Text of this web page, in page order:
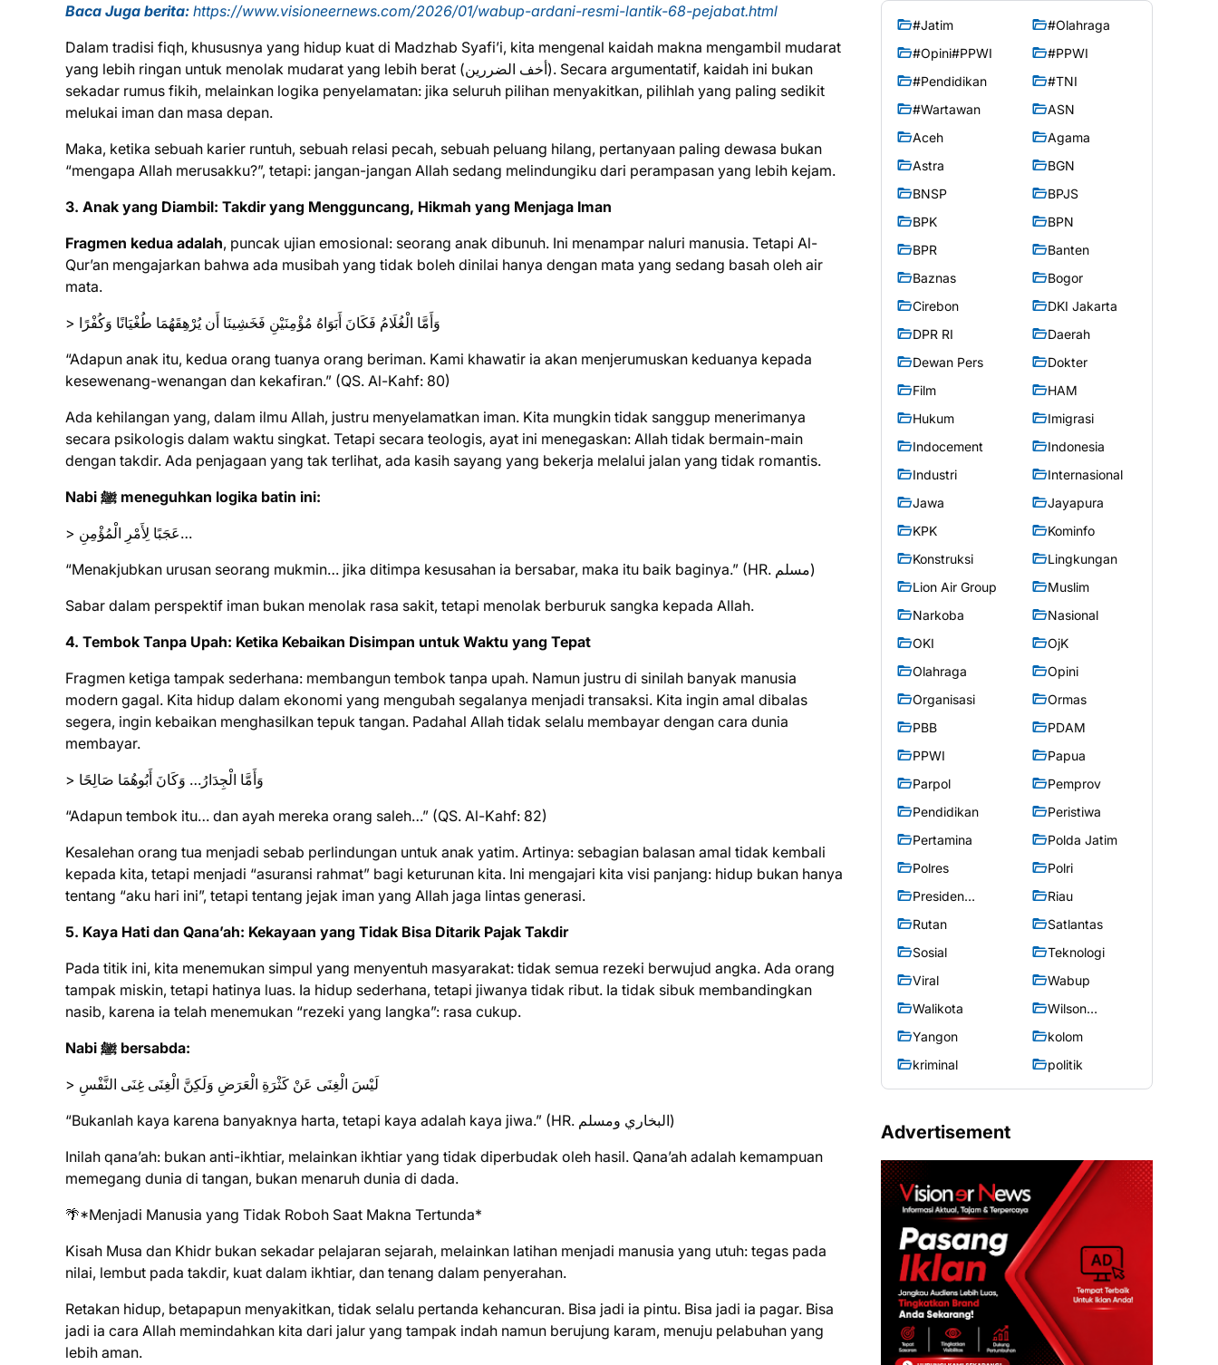
Baca Juga berita: https://www.visioneernews.com/2026/01/wabup-ardani-resmi-lantik-68-pejabat.html
Dalam tradisi fiqh, khususnya yang hidup kuat di Madzhab Syafi’i, kita mengenal kaidah makna mengambil mudarat
yang lebih ringan untuk menolak mudarat yang lebih berat (أخف الضررين). Secara argumentatif, kaidah ini bukan
sekadar rumus fikih, melainkan logika penyelamatan: jika seluruh pilihan menyakitkan, pilihlah yang paling sedikit
melukai iman dan masa depan.
Maka, ketika sebuah karier runtuh, sebuah relasi pecah, sebuah peluang hilang, pertanyaan paling dewasa bukan
“mengapa Allah merusakku?”, tetapi: jangan-jangan Allah sedang melindungiku dari perampasan yang lebih kejam.
3. Anak yang Diambil: Takdir yang Mengguncang, Hikmah yang Menjaga Iman
Fragmen kedua adalah, puncak ujian emosional: seorang anak dibunuh. Ini menampar naluri manusia. Tetapi Al-
Qur’an mengajarkan bahwa ada musibah yang tidak boleh dinilai hanya dengan mata yang sedang basah oleh air
mata.
> وَأَمَّا الْغُلَامُ فَكَانَ أَبَوَاهُ مُؤْمِنَيْنِ فَخَشِينَا أَن يُرْهِقَهُمَا طُغْيَانًا وَكُفْرًا
“Adapun anak itu, kedua orang tuanya orang beriman. Kami khawatir ia akan menjerumuskan keduanya kepada
kesewenang-wenangan dan kekafiran.” (QS. Al-Kahf: 80)
Ada kehilangan yang, dalam ilmu Allah, justru menyelamatkan iman. Kita mungkin tidak sanggup menerimanya
secara psikologis dalam waktu singkat. Tetapi secara teologis, ayat ini menegaskan: Allah tidak bermain-main
dengan takdir. Ada penjagaan yang tak terlihat, ada kasih sayang yang bekerja melalui jalan yang tidak romantis.
Nabi ﷺ meneguhkan logika batin ini:
> عَجَبًا لِأَمْرِ الْمُؤْمِنِ…
“Menakjubkan urusan seorang mukmin… jika ditimpa kesusahan ia bersabar, maka itu baik baginya.” (HR. مسلم)
Sabar dalam perspektif iman bukan menolak rasa sakit, tetapi menolak berburuk sangka kepada Allah.
4. Tembok Tanpa Upah: Ketika Kebaikan Disimpan untuk Waktu yang Tepat
Fragmen ketiga tampak sederhana: membangun tembok tanpa upah. Namun justru di sinilah banyak manusia
modern gagal. Kita hidup dalam ekonomi yang mengubah segalanya menjadi transaksi. Kita ingin amal dibalas
segera, ingin kebaikan menghasilkan tepuk tangan. Padahal Allah tidak selalu membayar dengan cara dunia
membayar.
> وَأَمَّا الْجِدَارُ… وَكَانَ أَبُوهُمَا صَالِحًا
“Adapun tembok itu… dan ayah mereka orang saleh…” (QS. Al-Kahf: 82)
Kesalehan orang tua menjadi sebab perlindungan untuk anak yatim. Artinya: sebagian balasan amal tidak kembali
kepada kita, tetapi menjadi “asuransi rahmat” bagi keturunan kita. Ini mengajari kita visi panjang: hidup bukan hanya
tentang “aku hari ini”, tetapi tentang jejak iman yang Allah jaga lintas generasi.
5. Kaya Hati dan Qana’ah: Kekayaan yang Tidak Bisa Ditarik Pajak Takdir
Pada titik ini, kita menemukan simpul yang menyentuh masyarakat: tidak semua rezeki berwujud angka. Ada orang
tampak miskin, tetapi hatinya luas. Ia hidup sederhana, tetapi jiwanya tidak ribut. Ia tidak sibuk membandingkan
nasib, karena ia telah menemukan “rezeki yang langka”: rasa cukup.
Nabi ﷺ bersabda:
> لَيْسَ الْغِنَى عَنْ كَثْرَةِ الْعَرَضِ وَلَكِنَّ الْغِنَى غِنَى النَّفْسِ
“Bukanlah kaya karena banyaknya harta, tetapi kaya adalah kaya jiwa.” (HR. البخاري ومسلم)
Inilah qana’ah: bukan anti-ikhtiar, melainkan ikhtiar yang tidak diperbudak oleh hasil. Qana’ah adalah kemampuan
memegang dunia di tangan, bukan menaruh dunia di dada.
🌴*Menjadi Manusia yang Tidak Roboh Saat Makna Tertunda*
Kisah Musa dan Khidr bukan sekadar pelajaran sejarah, melainkan latihan menjadi manusia yang utuh: tegas pada
nilai, lembut pada takdir, kuat dalam ikhtiar, dan tenang dalam penyerahan.
Retakan hidup, betapapun menyakitkan, tidak selalu pertanda kehancuran. Bisa jadi ia pintu. Bisa jadi ia pagar. Bisa
jadi ia cara Allah memindahkan kita dari jalur yang tampak indah namun berujung karam, menuju pelabuhan yang
lebih aman.
#Jatim
#Olahraga
#Opini#PPWI
#PPWI
#Pendidikan
#TNI
#Wartawan
ASN
Aceh
Agama
Astra
BGN
BNSP
BPJS
BPK
BPN
BPR
Banten
Baznas
Bogor
Cirebon
DKI Jakarta
DPR RI
Daerah
Dewan Pers
Dokter
Film
HAM
Hukum
Imigrasi
Indocement
Indonesia
Industri
Internasional
Jawa
Jayapura
KPK
Kominfo
Konstruksi
Lingkungan
Lion Air Group
Muslim
Narkoba
Nasional
OKI
OjK
Olahraga
Opini
Organisasi
Ormas
PBB
PDAM
PPWI
Papua
Parpol
Pemprov
Pendidikan
Peristiwa
Pertamina
Polda Jatim
Polres
Polri
Presiden
Riau
Rutan
Satlantas
Sosial
Teknologi
Viral
Wabup
Walikota
Wilson
Yangon
kolom
kriminal
politik
Advertisement